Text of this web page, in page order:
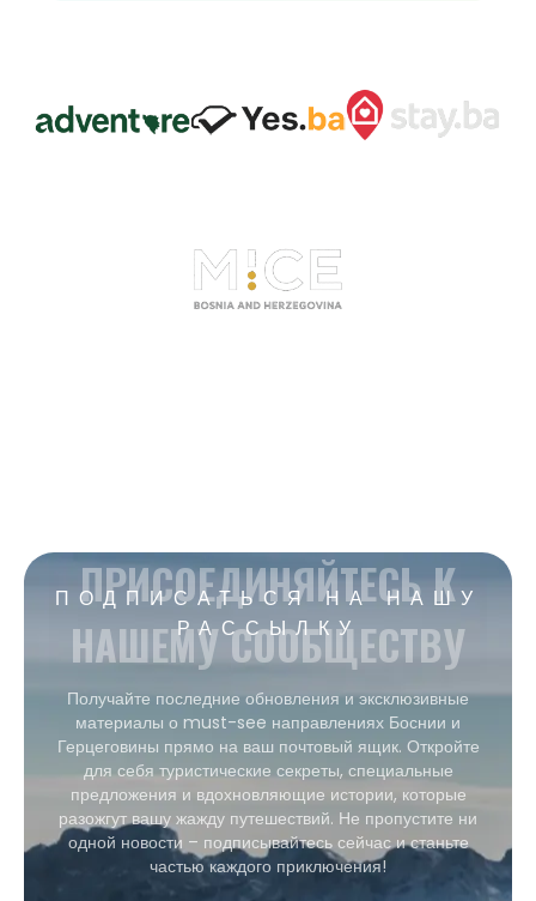
ПОДПИСАТЬСЯ НА НАШУ
РАССЫЛКУ
ПРИСОЕДИНЯЙТЕСЬ К
НАШЕМУ СООБЩЕСТВУ
Получайте последние обновления и эксклюзивные
материалы о must-see направлениях Боснии и
Герцеговины прямо на ваш почтовый ящик. Откройте
для себя туристические секреты, специальные
предложения и вдохновляющие истории, которые
разожгут вашу жажду путешествий. Не пропустите ни
одной новости – подписывайтесь сейчас и станьте
частью каждого приключения!